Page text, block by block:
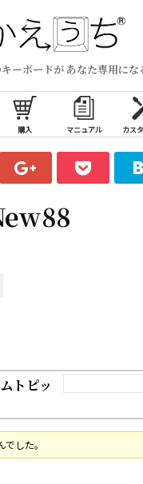
ーボードが あなた専用にな
購入 マニュアル カス
トピッ
した。